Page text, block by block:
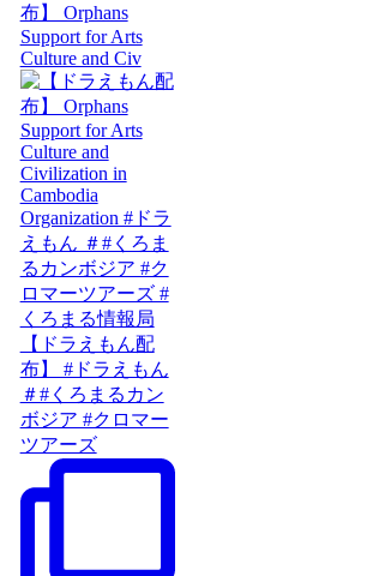
布】 Orphans
Support for Arts
Culture and Civ
【ドラえもん配
布】 #ドラえもん
＃#くろまるカン
ボジア #クロマー
ツアーズ